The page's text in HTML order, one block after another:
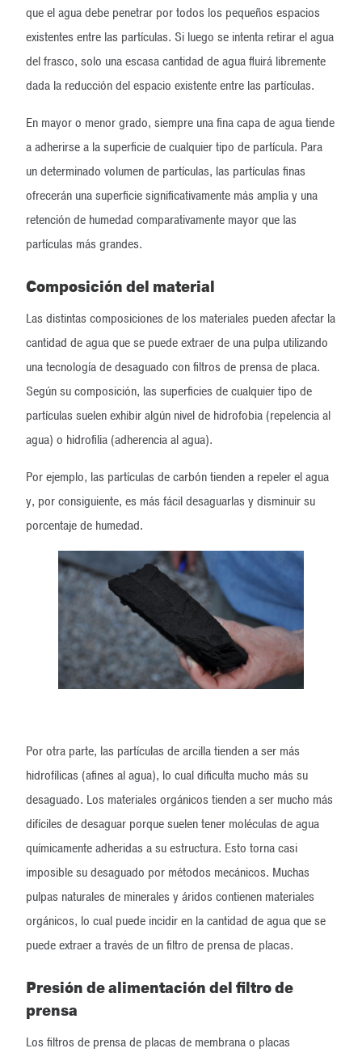
que el agua debe penetrar por todos los pequeños espacios
existentes entre las partículas. Si luego se intenta retirar el agua
del frasco, solo una escasa cantidad de agua fluirá libremente
dada la reducción del espacio existente entre las partículas.
En mayor o menor grado, siempre una fina capa de agua tiende
a adherirse a la superficie de cualquier tipo de partícula. Para
un determinado volumen de partículas, las partículas finas
ofrecerán una superficie significativamente más amplia y una
retención de humedad comparativamente mayor que las
partículas más grandes.
Composición del material
Las distintas composiciones de los materiales pueden afectar la
cantidad de agua que se puede extraer de una pulpa utilizando
una tecnología de desaguado con filtros de prensa de placa.
Según su composición, las superficies de cualquier tipo de
partículas suelen exhibir algún nivel de hidrofobia (repelencia al
agua) o hidrofilia (adherencia al agua).
Por ejemplo, las partículas de carbón tienden a repeler el agua
y, por consiguiente, es más fácil desaguarlas y disminuir su
porcentaje de humedad.
Por otra parte, las partículas de arcilla tienden a ser más
hidrofílicas (afines al agua), lo cual dificulta mucho más su
desaguado. Los materiales orgánicos tienden a ser mucho más
difíciles de desaguar porque suelen tener moléculas de agua
químicamente adheridas a su estructura. Esto torna casi
imposible su desaguado por métodos mecánicos. Muchas
pulpas naturales de minerales y áridos contienen materiales
orgánicos, lo cual puede incidir en la cantidad de agua que se
puede extraer a través de un filtro de prensa de placas.
Presión de alimentación del filtro de
prensa
Los filtros de prensa de placas de membrana o placas